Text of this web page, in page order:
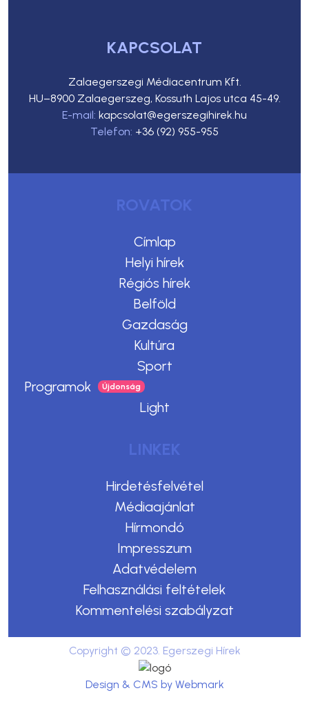
KAPCSOLAT
Zalaegerszegi Médiacentrum Kft.
HU–8900 Zalaegerszeg, Kossuth Lajos utca 45-49.
E-mail: kapcsolat@egerszegihirek.hu
Telefon: +36 (92) 955-955
ROVATOK
Címlap
Helyi hírek
Régiós hírek
Belföld
Gazdaság
Kultúra
Sport
Programok
Light
LINKEK
Hirdetésfelvétel
Médiaajánlat
Hírmondó
Impresszum
Adatvédelem
Felhasználási feltételek
Kommentelési szabályzat
Copyright © 2023. Egerszegi Hírek
Design & CMS by Webmark